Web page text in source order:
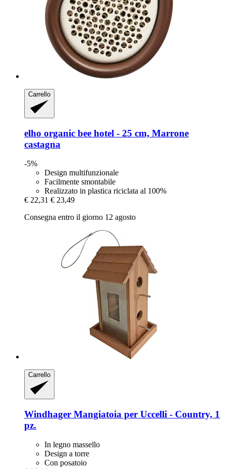
Carrello
elho organic bee hotel -​ 25 cm, Marrone
castagna
-5%
Design multifunzionale
Facilmente smontabile
Realizzato in plastica riciclata al 100%
€ 22,31 € 23,49
Consegna entro il giorno 12 agosto
Carrello
Windhager Mangiatoia per Uccelli -​ Country, 1
pz.
In legno massello
Design a torre
Con posatoio